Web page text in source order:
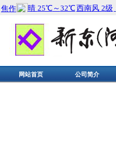
网站首页 公司简介